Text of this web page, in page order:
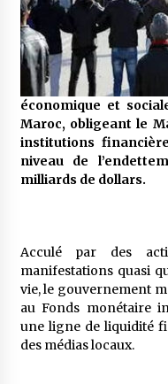
Le bouc
5 ans
Le
algérien)
5 ans
Un
5 ans
économique et
Maroc, obligeant le
institutions
niveau de
milliards de dollars.
Acculé par des
manifestations quasi
vie, le gouvernement
au Fonds monétaire
une ligne de liquidité
des médias locaux.